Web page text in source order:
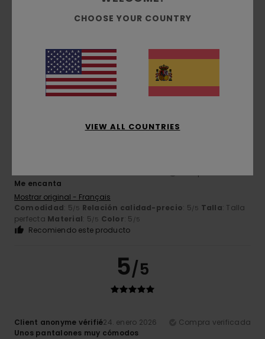
5/5
Thomas7. febrero 2026
Compra verificada
Me encanta
Mostrar original - Français
Comodidad: 5/5 Relación calidad-precio: 5/5 Talla: Talla
perfecta Material: 5/5 Color: 5 /5
Recomiendo este producto
5/5
Client anonyme vérifié24. enero 2026
Compra verificada
Unos pantalones muy cómodos
CHOOSE YOUR COUNTRY
VIEW ALL COUNTRIES